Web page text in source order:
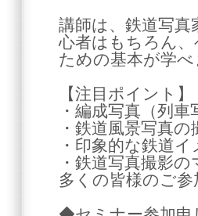
講師は、鉄道写
心者はもちろん
ための基本が学べ
【注目ポイント】
・編成写真（列
・鉄道風景写真の
・印象的な鉄道
・鉄道写真撮影の
多くの皆様のご